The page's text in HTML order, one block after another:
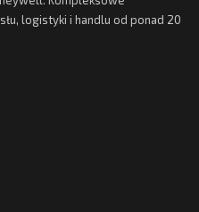
logistyki i handlu od ponad 20